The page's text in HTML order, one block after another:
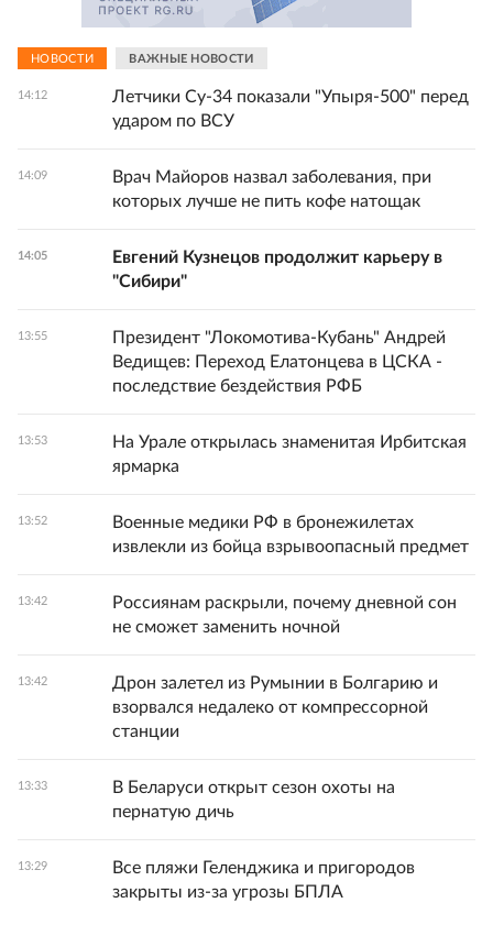
НОВОСТИ ВАЖНЫЕ НОВОСТИ
14:12
Летчики Су-34 показали "Упыря-500" перед
ударом по ВСУ
14:09
Врач Майоров назвал заболевания, при
которых лучше не пить кофе натощак
14:05
Евгений Кузнецов продолжит карьеру в
"Сибири"
13:55
Президент "Локомотива-Кубань" Андрей
Ведищев: Переход Елатонцева в ЦСКА -
последствие бездействия РФБ
13:53
На Урале открылась знаменитая Ирбитская
ярмарка
13:52
Военные медики РФ в бронежилетах
извлекли из бойца взрывоопасный предмет
13:42
Россиянам раскрыли, почему дневной сон
не сможет заменить ночной
13:42
Дрон залетел из Румынии в Болгарию и
взорвался недалеко от компрессорной
станции
13:33
В Беларуси открыт сезон охоты на
пернатую дичь
13:29
Все пляжи Геленджика и пригородов
закрыты из-за угрозы БПЛА